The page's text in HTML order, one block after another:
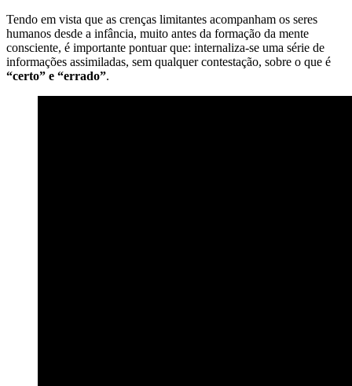
Tendo em vista que as crenças limitantes acompanham os seres
humanos desde a infância, muito antes da formação da mente
consciente, é importante pontuar que: internaliza-se uma série de
informações assimiladas, sem qualquer contestação, sobre o que é
“certo” e “errado”.